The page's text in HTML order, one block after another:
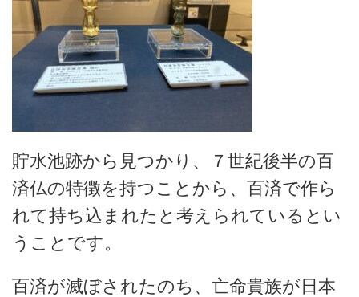
貯水池跡から見つかり、７世紀後半の百
済仏の特徴を持つことから、百済で作ら
れて持ち込まれたと考えられているとい
うことです。
百済が滅ぼされたのち、亡命貴族が日本